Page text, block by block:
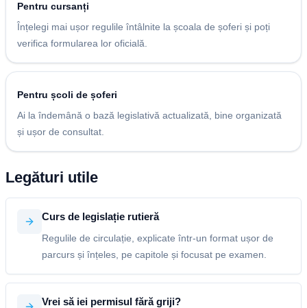
Pentru cursanți
Înțelegi mai ușor regulile întâlnite la școala de șoferi și poți
verifica formularea lor oficială.
Pentru școli de șoferi
Ai la îndemână o bază legislativă actualizată, bine organizată
și ușor de consultat.
Legături utile
Curs de legislație rutieră
Regulile de circulație, explicate într-un format ușor de
parcurs și înțeles, pe capitole și focusat pe examen.
Vrei să iei permisul fără griji?